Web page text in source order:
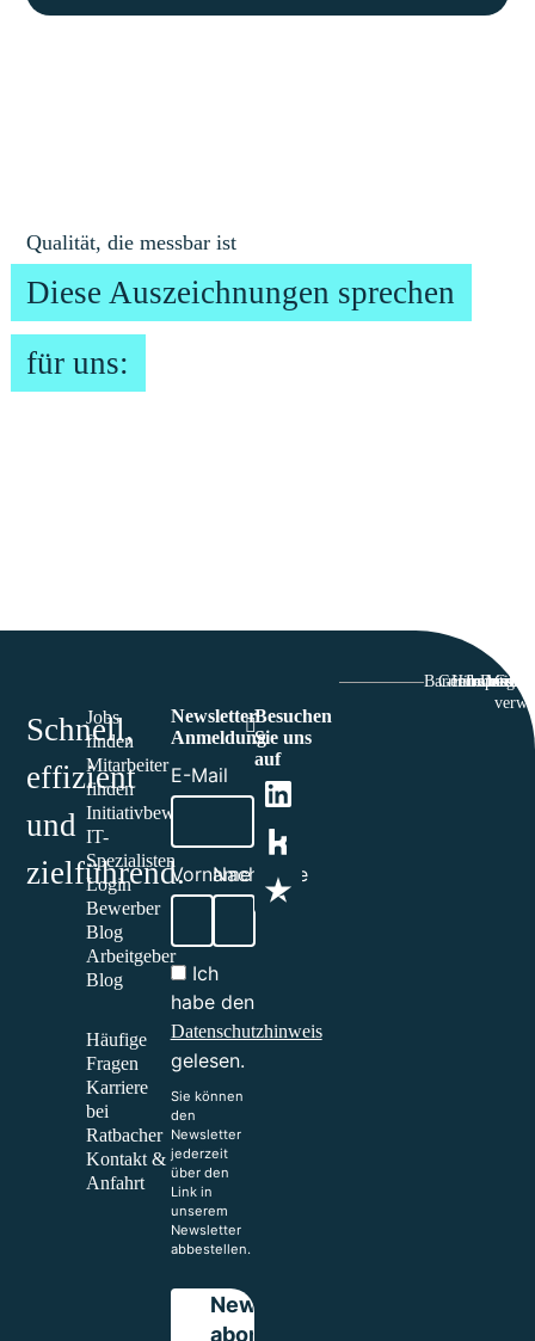
Qualität, die messbar ist
Diese Auszeichnungen sprechen
für uns:
Schnell,
effizient
und
zielführend.​
Jobs
finden
Mitarbeiter
finden
Initiativbewerbung
IT-
Spezialisten
Login
Bewerber
Blog
Arbeitgeber
Blog
Häufige
Fragen
Karriere
bei
Ratbacher
Kontakt &
Anfahrt
Newsletter
Anmeldung
E-Mail
VornameNachname
Ich
habe den
Datenschutzhinweis
gelesen.
Sie können
den
Newsletter
jederzeit
über den
Link in
unserem
Newsletter
abbestellen.
Besuchen
Sie uns
auf
Barriefrefreiheit